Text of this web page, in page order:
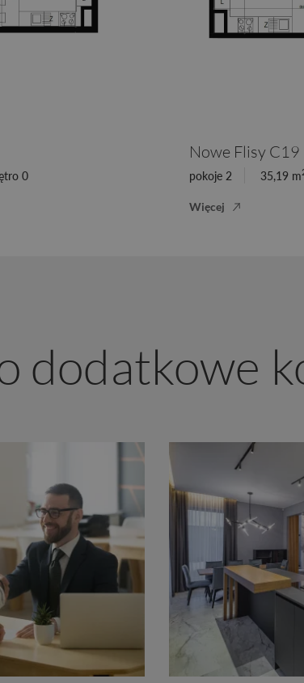
0
Nowe Flisy C19
pokoje 2 35,19 m
Więcej
dodatkowe